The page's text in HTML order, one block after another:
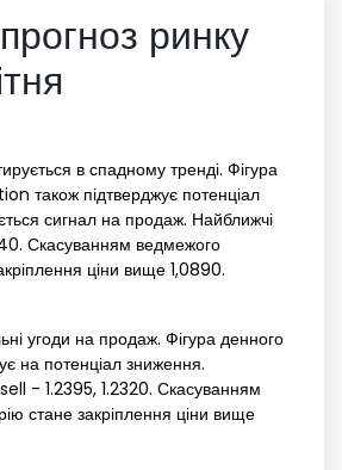
ринку
в спадному тренді. Фігура
також підтверджує потенціал
сигнал на продаж. Найближчі
Скасуванням ведмежого
ціни вище 1,0890.
угоди на продаж. Фігура денного
на потенціал зниження.
sell - 1.2395, 1.2320. Скасуванням
стане закріплення ціни вище